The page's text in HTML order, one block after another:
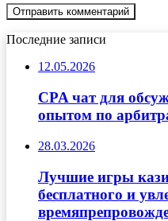
Последние записи
12.05.2026
CPA чат для
опытом по
28.03.2026
Лучшие игры
бесплатного и